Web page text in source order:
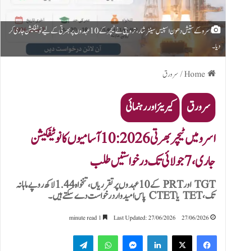
اسرو کے ستیش دھون اسپیس سینٹر شار، تروپتی نے ٹیچر کے 10 عہدوں پر بھرتی کے لیے نوٹیفکیشن جاری کر
دیا۔
/سرورق
سرورق کیریئر اور رہنمائی
اسرو میں ٹیچر بھرتی 2026: 10 آسامیوں کا نوٹیفکیشن
جاری، 7 جولائی تک درخواستیں طلب
TGT اور PRT کے 10 عہدوں پر تقرریاں، تنخواہ 1.44 لاکھ روپے ماہانہ
تک، TET یا CTET پاس امیدوار درخواست دے سکتے ہیں۔
27/06/2026
Last Updated: 27/06/2026
LinkedIn
WhatsApp